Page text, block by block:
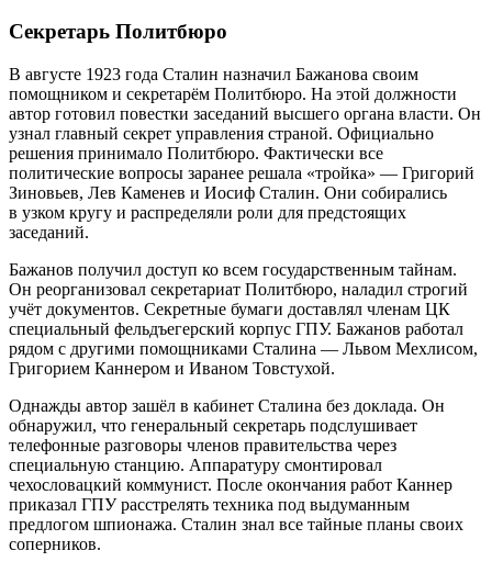
Секретарь Политбюро
В августе 1923 года Сталин назначил Бажанова своим
помощником и секретарём Политбюро. На этой должности
автор готовил повестки заседаний высшего органа власти. Он
узнал главный секрет управления страной. Официально
решения принимало Политбюро. Фактически все
политические вопросы заранее решала «тройка» — Григорий
Зиновьев, Лев Каменев и Иосиф Сталин. Они собирались
в узком кругу и распределяли роли для предстоящих
заседаний.
Бажанов получил доступ ко всем государственным тайнам.
Он реорганизовал секретариат Политбюро, наладил строгий
учёт документов. Секретные бумаги доставлял членам ЦК
специальный фельдъегерский корпус ГПУ. Бажанов работал
рядом с другими помощниками Сталина — Львом Мехлисом,
Григорием Каннером и Иваном Товстухой.
Однажды автор зашёл в кабинет Сталина без доклада. Он
обнаружил, что генеральный секретарь подслушивает
телефонные разговоры членов правительства через
специальную станцию. Аппаратуру смонтировал
чехословацкий коммунист. После окончания работ Каннер
приказал ГПУ расстрелять техника под выдуманным
предлогом шпионажа. Сталин знал все тайные планы своих
соперников.